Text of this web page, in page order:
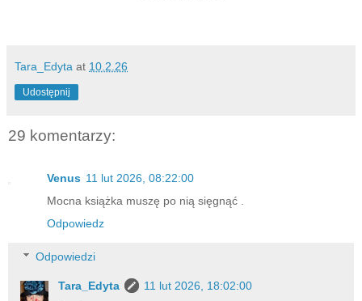
Tara_Edyta at 10.2.26
Udostępnij
29 komentarzy:
Venus 11 lut 2026, 08:22:00
Mocna książka muszę po nią sięgnąć .
Odpowiedz
Odpowiedzi
Tara_Edyta
11 lut 2026, 18:02:00